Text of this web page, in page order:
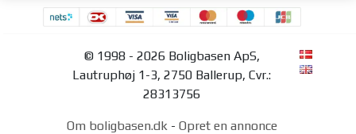
© 1998 - 2026 Boligbasen ApS,
Lautruphøj 1-3, 2750 Ballerup, Cvr.:
28313756
Om boligbasen.dk - Opret en annonce